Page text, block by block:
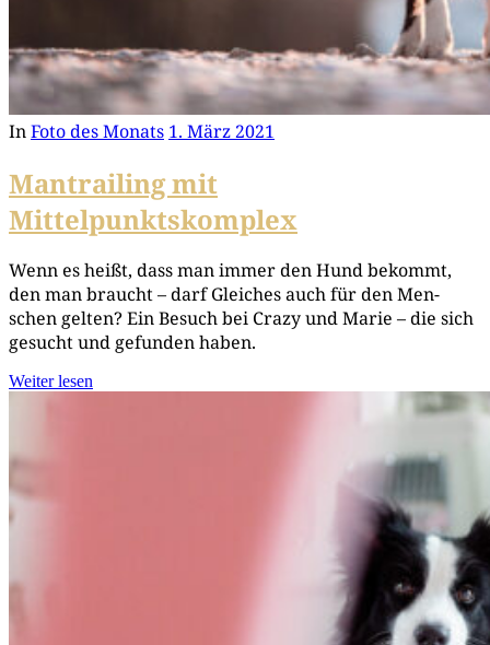
InFoto des Monats 1. März 2021
Mantrailing mit
Mittelpunktskomplex
Wenn es heißt, dass man immer den Hund bekommt,
den man braucht – darf Glei­ches auch für den Men­
schen gel­ten? Ein Besuch bei Cra­zy und Marie – die sich
gesucht und gefun­den haben.
Weiter lesen